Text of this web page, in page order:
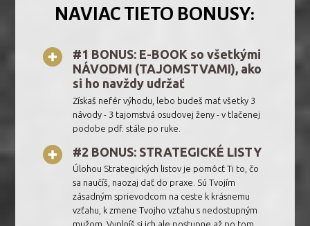
NAVIAC TIETO BONUSY:
#1 BONUS: E-BOOK so všetkými
NÁVODMI (TAJOMSTVAMI), ako
si ho navždy udržať
Získaš nefér výhodu, lebo budeš mať všetky 3
návody - 3 tajomstvá osudovej ženy - v tlačenej
podobe pdf. stále po ruke.
#2 BONUS: STRATEGICKÉ LISTY
Úlohou Strategických listov je pomôcť Ti to, čo
sa naučíš, naozaj dať do praxe. Sú Tvojím
zásadným sprievodcom na ceste k krásnemu
vzťahu, k zmene Tvojho vzťahu s nedostupným
mužom. Vyplníš si ich ale postupne až po tom,